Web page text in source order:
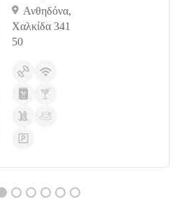
Ανθηδόνα,
Χαλκίδα 341
50